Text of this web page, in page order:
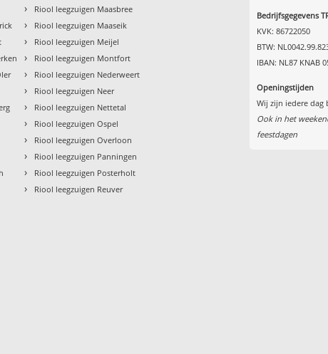
› Riool leegzuigen Maasbree
› Riool leegzuigen Maaseik
› Riool leegzuigen Meijel
› Riool leegzuigen Montfort
› Riool leegzuigen Nederweert
› Riool leegzuigen Neer
› Riool leegzuigen Nettetal
› Riool leegzuigen Ospel
› Riool leegzuigen Overloon
› Riool leegzuigen Panningen
› Riool leegzuigen Posterholt
› Riool leegzuigen Reuver
Bedrijfsgegevens
KVK: 86722050
BTW:
IBAN: NL87 KNAB
Openingstijden
Wij zijn iedere dag
Ook in het
feestdagen